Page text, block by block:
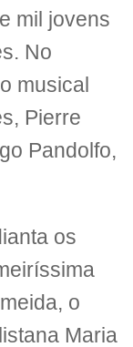
mil jovens
No
musical
Pierre
Pandolfo,
os
o
Maria